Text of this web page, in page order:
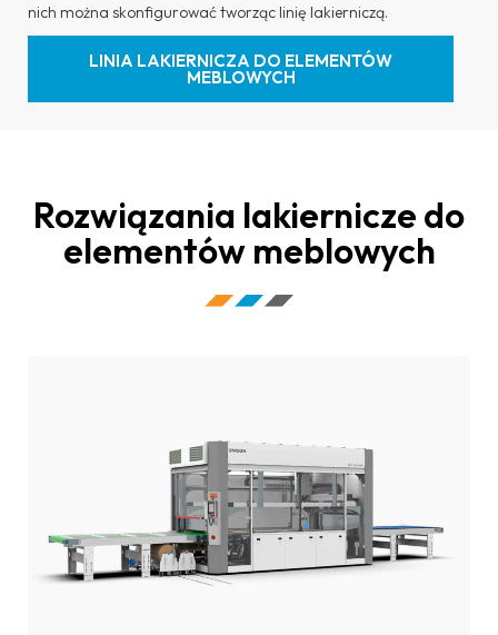
nich można skonfigurować tworząc linię lakierniczą.
LINIA LAKIERNICZA DO ELEMENTÓW
MEBLOWYCH
Rozwiązania lakiernicze do
elementów meblowych